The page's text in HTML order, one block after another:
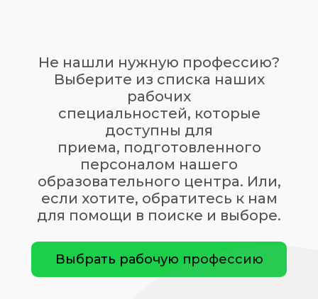
Не нашли нужную профессию?
Выберите из списка наших
рабочих
специальностей, которые
доступны для
приема, подготовленного
персоналом нашего
образовательного центра. Или,
если хотите, обратитесь к нам
для помощи в поиске и выборе.
Выбрать рабочую профессию